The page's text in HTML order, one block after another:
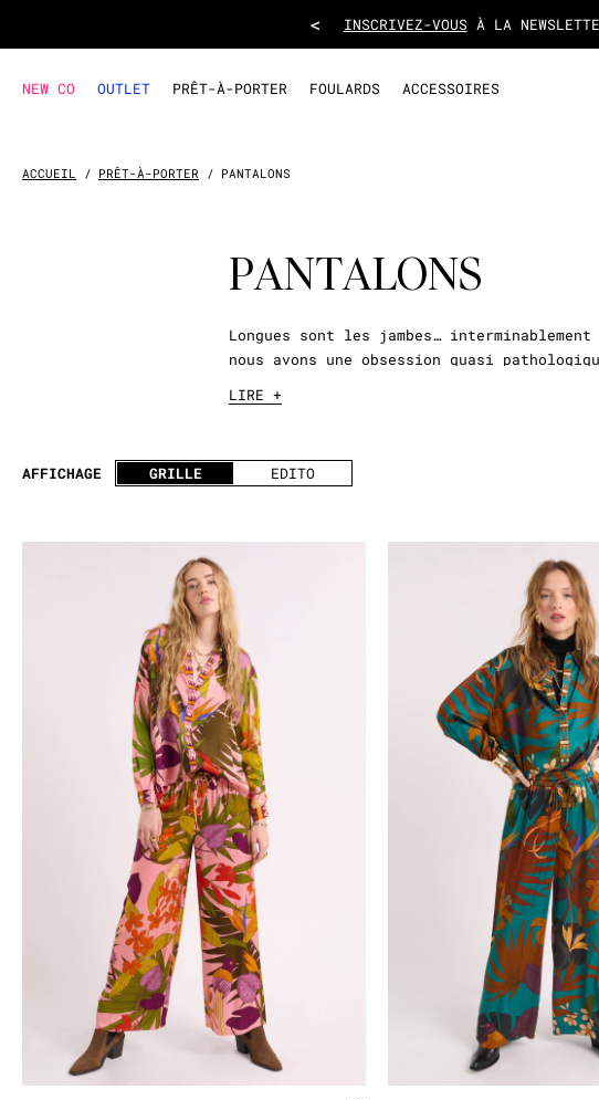
< INSCRIVEZ-VOUSÀ LA
NEW CO OUTLET PRÊT-À-PORTER FOULARDS ACCESSOIRES
ACCUEIL PRÊT-À-PORTER PANTALONS
PANTALONS
Longues sont les jambes…
nous avons une obsession quasi
Oui on peut bien faire un peu de régime
pantalon miracle
On teste des centaines de tissus pour
couleurs qui ont du peps, car l’effet
couleur guide le regard, le toucher
moindre effort ;-)
Dans la lignée des iconiques,
Pure magie des stylistes iconiques qui
Porter qui ont toutes donné aupantalon
modestement chez Wild pour écrire notre
Chez Wild,
Le
est le best friend qui
apporte son renfort. Il sait nous
autres et à nous même.
Coucou la coupe ! Coucou la couleur !
s’écrit à chaque collection avec une
recherche de l’harmonie et de la
l’univers pour continuer inlassablement
LIRE +
AFFICHAGE GRILLE EDITO